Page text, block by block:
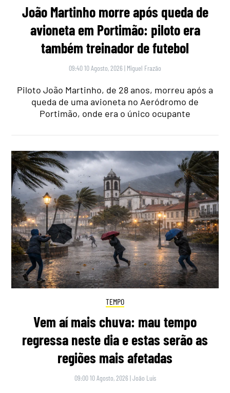
João Martinho morre após queda de
avioneta em Portimão: piloto era
também treinador de futebol
09:40 10 Agosto, 2026 | Miguel Frazão
Piloto João Martinho, de 28 anos, morreu após a
queda de uma avioneta no Aeródromo de
Portimão, onde era o único ocupante
TEMPO
Vem aí mais chuva: mau tempo
regressa neste dia e estas serão as
regiões mais afetadas
09:00 10 Agosto, 2026 |João Luís